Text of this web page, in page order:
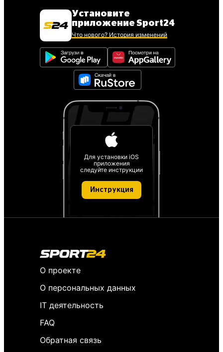
Установите
приложение Sport24
Что нового? История изменений
Для установки iOS
приложения
следуйте инструкции
Инструкция
О проекте
О персональных данных
IT деятельность
FAQ
Обратная связь